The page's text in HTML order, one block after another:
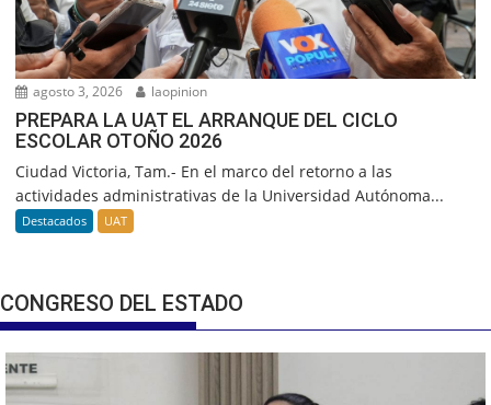
agosto 3, 2026 laopinion
PREPARA LA UAT EL ARRANQUE DEL CICLO
ESCOLAR OTOÑO 2026
Ciudad Victoria, Tam.- En el marco del retorno a las
actividades administrativas de la Universidad Autónoma...
Destacados UAT
CONGRESO DEL ESTADO